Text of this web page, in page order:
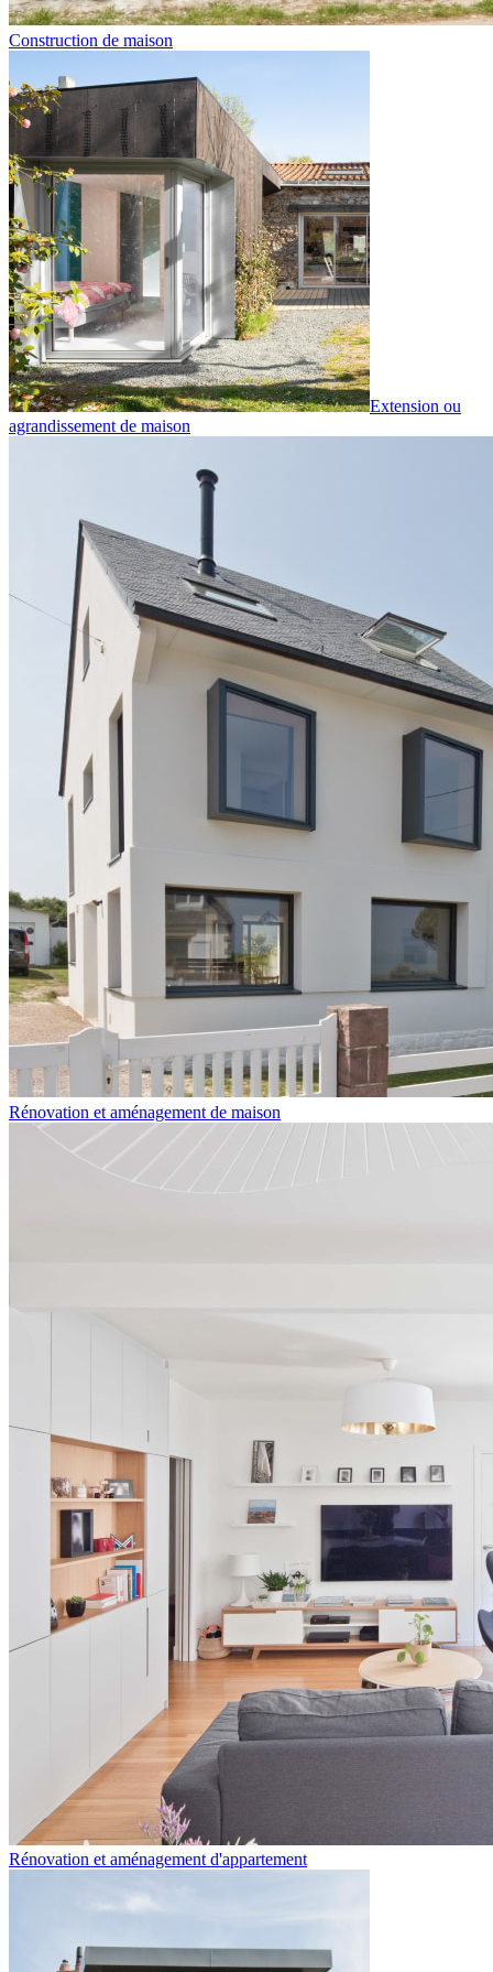
Construction de maison
Extension ou
agrandissement de maison
Rénovation et aménagement de maison
Rénovation et aménagement d'appartement